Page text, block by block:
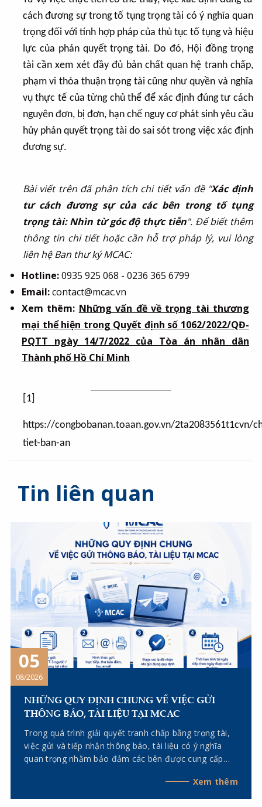
cách đương sự trong tố tụng trọng tài có ý nghĩa quan
trọng đối với tính hợp pháp của thủ tục tố tụng và hiệu
lực của phán quyết trọng tài. Do đó, Hội đồng trọng
tài cần xem xét đầy đủ bản chất quan hệ tranh chấp,
phạm vi thỏa thuận trọng tài cũng như quyền và nghĩa
vụ thực tế của từng chủ thể để xác định đúng tư cách
nguyên đơn, bị đơn, hạn chế nguy cơ phát sinh yêu cầu
hủy phán quyết trọng tài do sai sót trong việc xác định
đương sự.
Bài viết trên đã phân tích chi tiết vấn đề "Xác định
tư cách đương sự của các bên trong tố tụng
trọng tài: Nhìn từ góc độ thực tiễn". Để biết thêm
thông tin chi tiết hoặc cần hỗ trợ pháp lý, vui lòng
liên hệ Ban thư ký MCAC:
Hotline:0935 925 068 - 0236 365 6799
Email:contact@mcac.vn
Xem thêm: Những vấn đề về trọng tài thương
mại thể hiện trong Quyết định số 1062/2022/QĐ-
PQTT ngày 14/7/2022 của Tòa án nhân dân
Thành phố Hồ Chí Minh
[1]
https://congbobanan.toaan.gov.vn/2ta2083561t1cvn/
tiet-ban-an
Tin liên quan
05
08/2026
NHỮNG QUY ĐỊNH CHUNG VỀ VIỆC GỬI
THÔNG BÁO, TÀI LIỆU TẠI MCAC
Trong quá trình giải quyết tranh chấp bằng trọng tài,
việc gửi và tiếp nhận thông báo, tài liệu có ý nghĩa
quan trọng nhằm bảo đảm các bên được cung cấp
tố tụng, đồng thời giúp quá trình giải quyết tranh chấp
diễn ra liên tục, minh bạch và đúng thời hạn. Quy tắc
Xem thêm